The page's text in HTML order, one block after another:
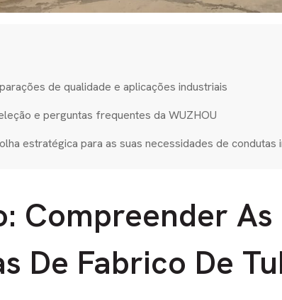
de qualidade e aplicações industriais
e perguntas frequentes da WUZHOU
estratégica para as suas necessidades de condutas
Compreender
De Fabrico De